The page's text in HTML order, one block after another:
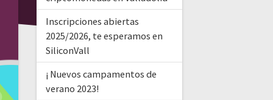
Inscripciones abiertas
2025/2026, te esperamos en
SiliconVall
¡ Nuevos campamentos de
verano 2023!